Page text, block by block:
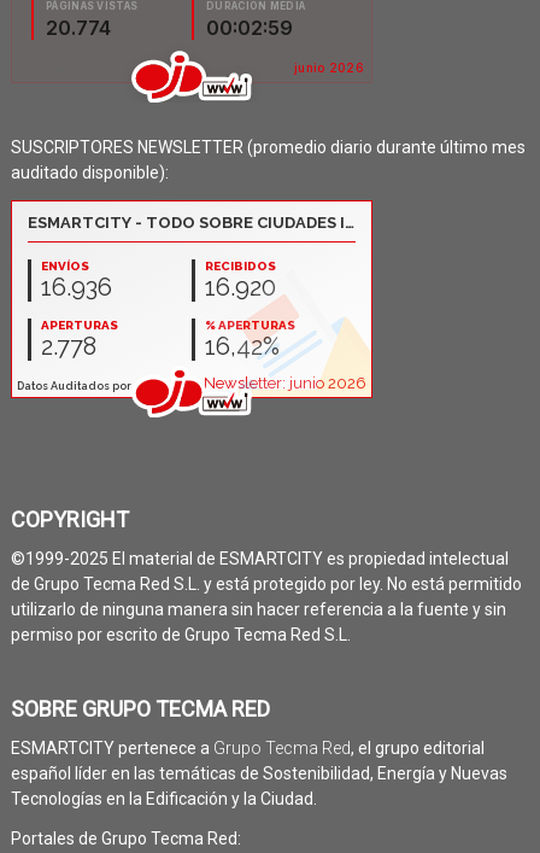
SUSCRIPTORES NEWSLETTER (promedio diario durante último mes
auditado disponible):
COPYRIGHT
©1999-2025 El material de ESMARTCITY es propiedad intelectual
de Grupo Tecma Red S.L. y está protegido por ley. No está permitido
utilizarlo de ninguna manera sin hacer referencia a la fuente y sin
permiso por escrito de Grupo Tecma Red S.L.
SOBRE GRUPO TECMA RED
ESMARTCITY pertenece a Grupo Tecma Red, el grupo editorial
español líder en las temáticas de Sostenibilidad, Energía y Nuevas
Tecnologías en la Edificación y la Ciudad.
Portales de Grupo Tecma Red: